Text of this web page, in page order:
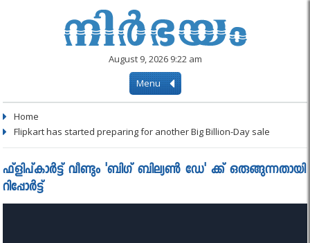
August 9, 2026 9:22 am
Menu
Home
Flipkart has started preparing for another Big Billion-Day sale
ഫ്‌ളിപ്കാര്‍ട്ട് വീണ്ടും 'ബിഗ് ബില്യണ്‍ ഡേ' ക്ക് ഒരുങ്ങുന്നതായി
റിപ്പോർട്ട്